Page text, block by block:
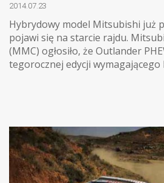
2014.07.23
Hybrydowy model Mitsubishi już
pojawi się na starcie rajdu.
(MMC) ogłosiło, że Outlander
tegorocznej edycji wymagającego